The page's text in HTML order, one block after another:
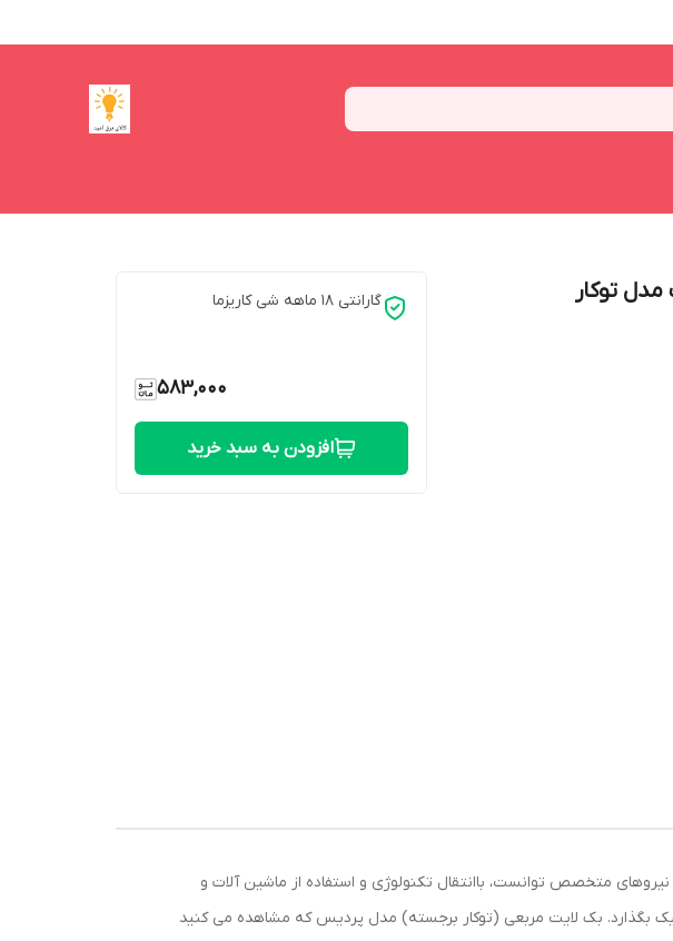
گارانتی 18 ماهه شی کاریزما
583,000
افزودن به سبد خرید
متخصص توانست، باانتقال تکنولوژی و استفاده از ماشین آلات و
بگذارد. بک لایت مربعی (توکار برجسته) مدل پردیس که مشاهده می کنید